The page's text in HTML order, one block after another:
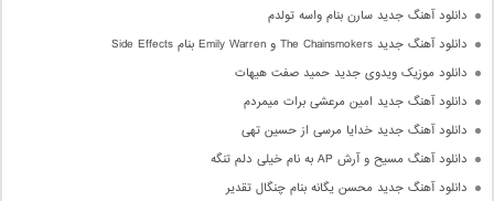
دانلود آهنگ جدید سارن بنام واسه تولدم
دانلود آهنگ جدید The Chainsmokers و Emily Warren بنام Side Effects
دانلود موزیک ویدوی جدید حمید صفت هیهات
دانلود آهنگ جدید امین مرعشی برات میمردم
دانلود آهنگ جدید خدایا مرسی از حسین تهی
دانلود آهنگ مسیح و آرش AP به نام خیلی دلم تنگه
دانلود آهنگ جدید محسن یگانه بنام چنگال تقدیر